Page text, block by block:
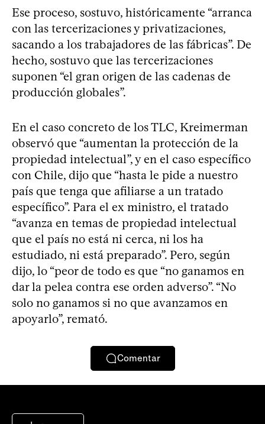
Ese proceso, sostuvo, históricamente “arranca
con las tercerizaciones y privatizaciones,
sacando a los trabajadores de las fábricas”. De
hecho, sostuvo que las tercerizaciones
suponen “el gran origen de las cadenas de
producción globales”.
En el caso concreto de los TLC, Kreimerman
observó que “aumentan la protección de la
propiedad intelectual”, y en el caso específico
con Chile, dijo que “hasta le pide a nuestro
país que tenga que afiliarse a un tratado
específico”. Para el ex ministro, el tratado
“avanza en temas de propiedad intelectual
que el país no está ni cerca, ni los ha
estudiado, ni está preparado”. Pero, según
dijo, lo “peor de todo es que “no ganamos en
dar la pelea contra ese orden adverso”. “No
solo no ganamos si no que avanzamos en
apoyarlo”, remató.
Comentar